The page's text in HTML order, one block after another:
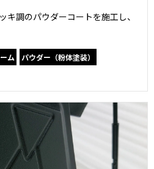
キ調のパウダーコートを施工し、
ム
パウダー（粉体塗装）